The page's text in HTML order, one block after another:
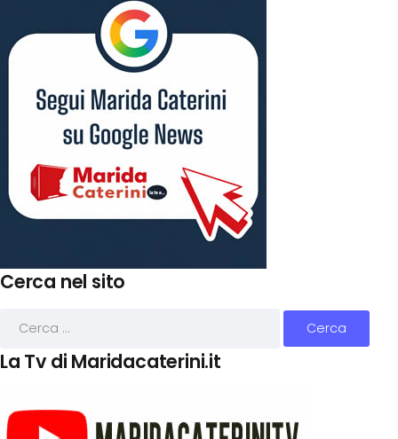
Cerca nel sito
La Tv di Maridacaterini.it